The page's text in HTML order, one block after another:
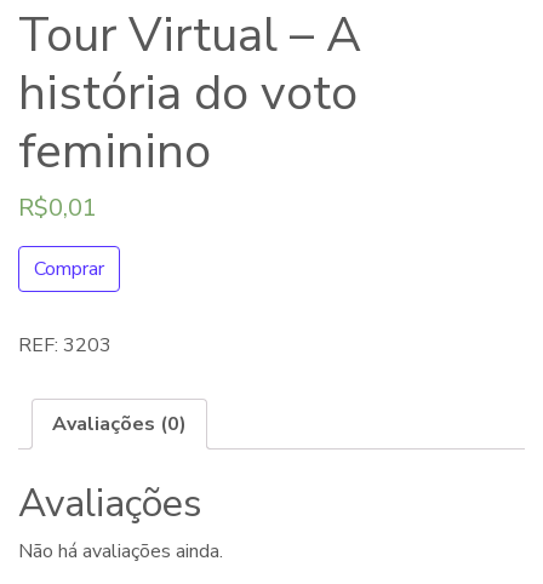
Tour Virtual – A
história do voto
feminino
R$0,01
Comprar
REF: 3203
Avaliações (0)
Avaliações
Não há avaliações ainda.